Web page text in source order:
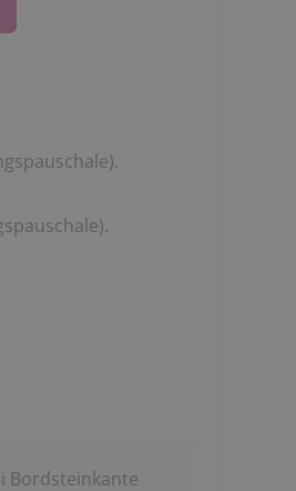
Bordsteinkante